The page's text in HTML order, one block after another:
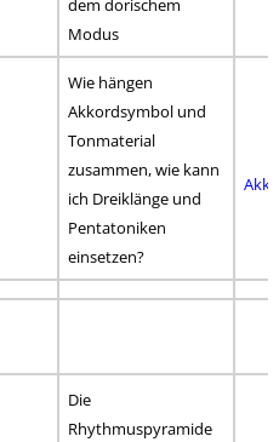
dem dorischem
Modus
Wie hängen
Akkordsymbol und
Tonmaterial
zusammen, wie kann
ich Dreiklänge und
Pentatoniken
einsetzen?
Die
Rhythmuspyramide